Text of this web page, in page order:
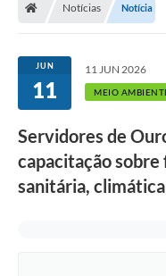
Notícias Notícia
JUN
11
11 JUN 2026
MEIO
Servidores de
capacitação
sanitária,